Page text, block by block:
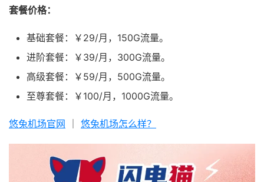
套餐价格：
基础套餐：￥29/月，150G流量。
进阶套餐：￥39/月，300G流量。
高级套餐：￥59/月，500G流量。
至尊套餐：￥100/月，1000G流量。
悠兔机场官网 悠兔机场怎么样？